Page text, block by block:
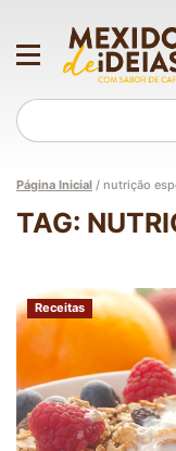
Página Inicial / nutrição
TAG:
Receitas